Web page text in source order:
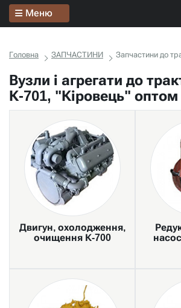
Меню
Головна ЗАПЧАСТИНИ Запчастини до
Вузли і агрегати до
К-701, "Кіровець" оптом
Двигун, охолодження,
очищення К-700